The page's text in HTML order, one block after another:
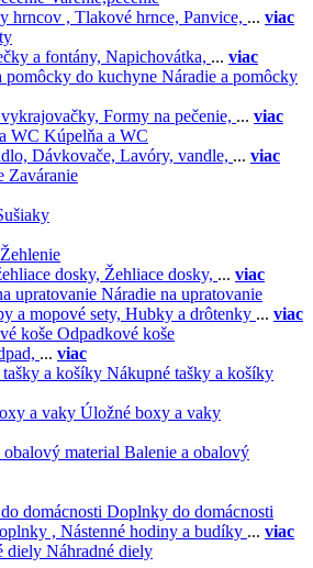
hrncov , Tlakové hrnce, Panvice, ... viac
a fontány, Napichovátka, ... viac
Náradie a pomôcky
Formy na pečenie, ... viac
Kúpelňa a WC
Dávkovače, Lavóry, vandle, ... viac
Zaváranie
Žehlenie
dosky, Žehliace dosky, ... viac
Náradie na upratovanie
a mopové sety, Hubky a drôtenky ... viac
Odpadkové koše
... viac
Nákupné tašky a košíky
Úložné boxy a vaky
Balenie a obalový
Doplnky do domácnosti
, Nástenné hodiny a budíky ... viac
Náhradné diely